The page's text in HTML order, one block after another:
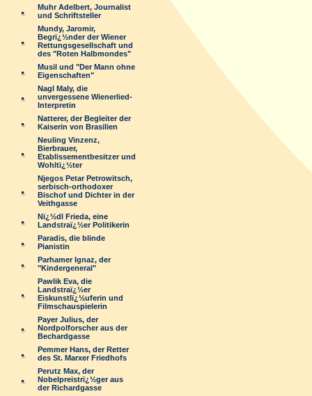
Muhr Adelbert, Journalist
und Schriftsteller
Mundy, Jaromir,
Begrï¿½nder der Wiener
Rettungsgesellschaft und
des "Roten Halbmondes"
Musil und "Der Mann ohne
Eigenschaften"
Nagl Maly, die
unvergessene Wienerlied-
Interpretin
Natterer, der Begleiter der
Kaiserin von Brasilien
Neuling Vinzenz,
Bierbrauer,
Etablissementbesitzer und
Wohltï¿½ter
Njegos Petar Petrowitsch,
serbisch-orthodoxer
Bischof und Dichter in der
Veithgasse
Nï¿½dl Frieda, eine
Landstraï¿½er Politikerin
Paradis, die blinde
Pianistin
Parhamer Ignaz, der
"Kindergeneral"
Pawlik Eva, die
Landstraï¿½er
Eiskunstlï¿½uferin und
Filmschauspielerin
Payer Julius, der
Nordpolforscher aus der
Bechardgasse
Pemmer Hans, der Retter
des St. Marxer Friedhofs
Perutz Max, der
Nobelpreistrï¿½ger aus
der Richardgasse